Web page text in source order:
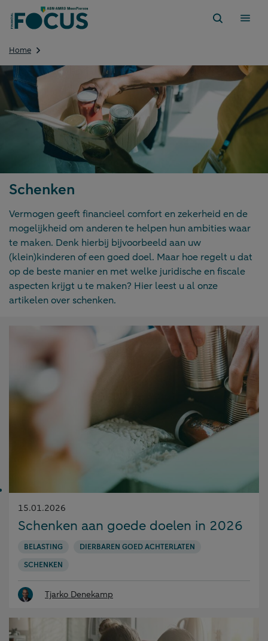
naar
Home
Schenken
Schenken
Vermogen geeft financieel comfort en zekerheid en de
mogelijkheid om anderen te helpen hun ambities waar
te maken. Denk hierbij bijvoorbeeld aan uw
(klein)kinderen of een goed doel. Maar hoe regelt u dat
op de beste manier en met welke juridische en fiscale
aspecten krijgt u te maken? Hier leest u al onze
artikelen over schenken.
Gepubliceerd
op:
15.01.2026
Schenken aan goede doelen in 2026
BELASTING
DIERBAREN GOED ACHTERLATEN
SCHENKEN
Tjarko Denekamp